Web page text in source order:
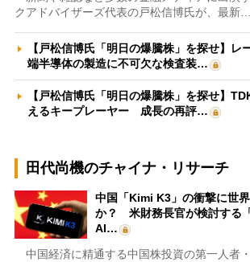
クアドバイザーズ代表の戸松信博氏が、最新…
【戸松信博氏「明日の爆騰株」を探せ】レ
端半導体の製造に不可欠な検査装…
【戸松信博氏「明日の爆騰株」を探せ】
えるキープレーヤー 成長の再評…
田代尚機のチャイナ・リサーチ
中国「Kimi K3」の衝撃に世
か？ 米財務長官が検討する
AI…
中国経済に精通する中国株投資の第一人者